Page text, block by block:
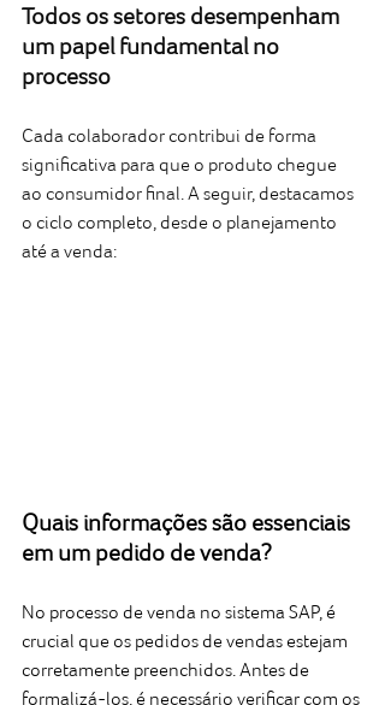
Todos os setores desempenham
um papel fundamental no
processo
Cada colaborador contribui de forma
significativa para que o produto chegue
ao consumidor final. A seguir, destacamos
o ciclo completo, desde o planejamento
até a venda:
Quais informações são essenciais
em um pedido de venda?
No processo de venda no sistema SAP, é
crucial que os pedidos de vendas estejam
corretamente preenchidos. Antes de
formalizá-los, é necessário verificar com os